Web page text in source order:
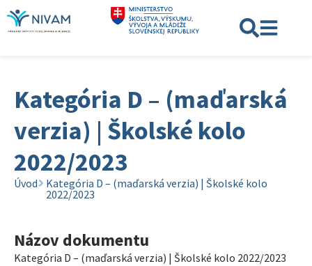
Kategória D – (maďarská
verzia) | Školské kolo
2022/2023
Úvod
Kategória D – (maďarská verzia) | Školské kolo
2022/2023
Názov dokumentu
Kategória D – (maďarská verzia) | Školské kolo 2022/2023